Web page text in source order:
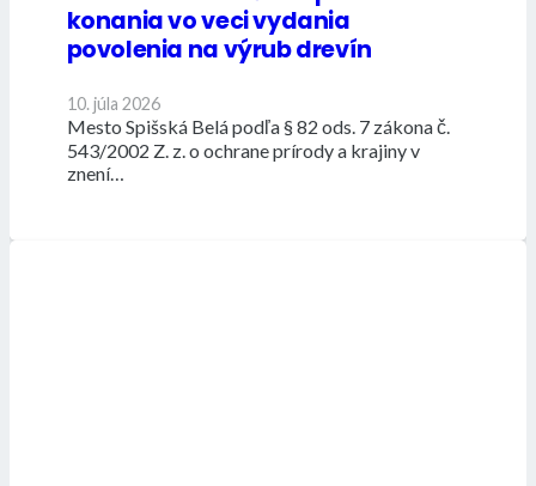
konania vo veci vydania
povolenia na výrub drevín
10. júla 2026
Mesto Spišská Belá podľa § 82 ods. 7 zákona č.
543/2002 Z. z. o ochrane prírody a krajiny v
znení…